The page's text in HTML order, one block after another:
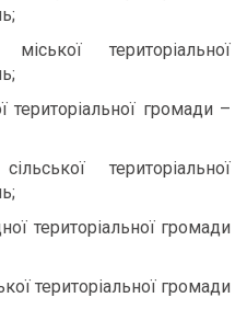
територіальної
територіальної громади –
територіальної
територіальної громади
територіальної громади